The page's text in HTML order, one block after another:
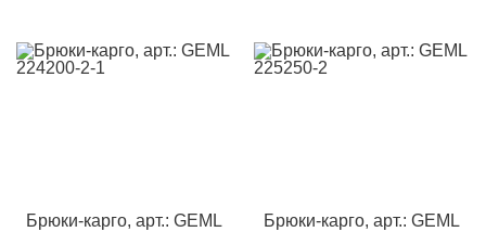
Брюки-карго, арт.: GEML
Брюки-карго, арт.: GEML